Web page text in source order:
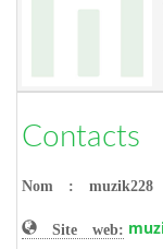
Contacts
Nom : muzik228
Site web: